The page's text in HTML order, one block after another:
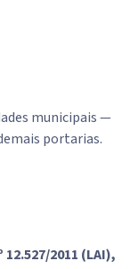
municipais —
portarias.
12.527/2011 (LAI),